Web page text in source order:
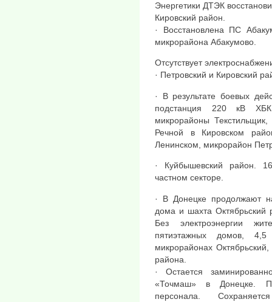
Энергетики ДТЭК
Кировский район.
· Восстановлена ПС
микрорайона Абакумово.
Отсутствует
· Петровский и Кировский
· В результате боевых
подстанция 220 кВ
микрорайоны
Речной в Кировском
Ленинском, микрорайон
· Куйбышевский район.
частном секторе.
· В Донецке продолжают
дома и шахта Октябрьский
Без электроэнергии
пятиэтажных домов,
микрорайонах
района.
· Остается
«Точмаш» в Донецке.
персонала.